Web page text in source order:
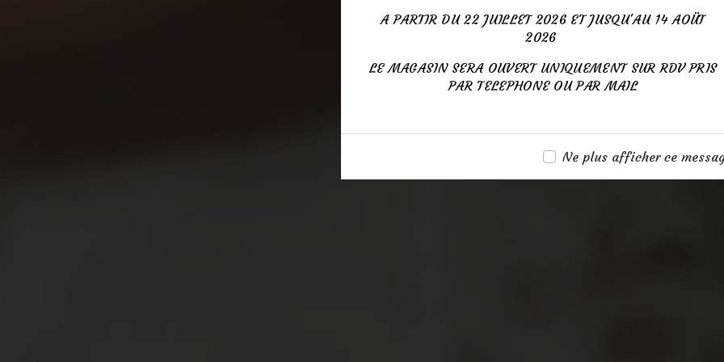
A PARTIR DU 22 JUILLET 2026 ET JUSQU'AU 14 AOÜT
2026
LE MAGASIN SERA OUVERT UNIQUEMENT SUR RDV PRIS
PAR TELEPHONE OU PAR MAIL
Ne plus afficher ce